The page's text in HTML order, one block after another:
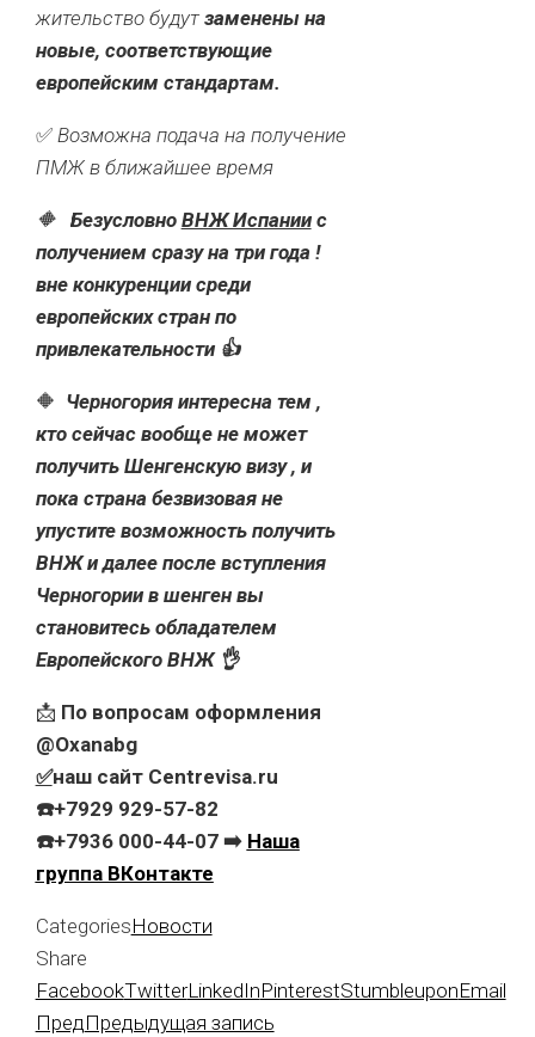
жительство будут заменены на
новые, соответствующие
европейским стандартам.
✅ Возможна подача на получение
ПМЖ в ближайшее время
🔶 Безусловно ВНЖ Испаниис
получением сразу на три года !
вне конкуренции среди
европейских стран по
привлекательности 👍
🔶 Черногория интересна тем ,
кто сейчас вообще не может
получить Шенгенскую визу , и
пока страна безвизовая не
упустите возможность получить
ВНЖ и далее после вступления
Черногории в шенген вы
становитесь обладателем
Европейского ВНЖ 👌
📩 По вопросам оформления
@Oxanabg
✅наш сайт Centrevisa.ru
☎️+7929 929-57-82
☎️+7936 000-44-07 ➡️ Наша
группа ВКонтакте
CategoriesНовости
Share
FacebookTwitterLinkedInPinterestStumbleuponEmail
ПредПредыдущая запись